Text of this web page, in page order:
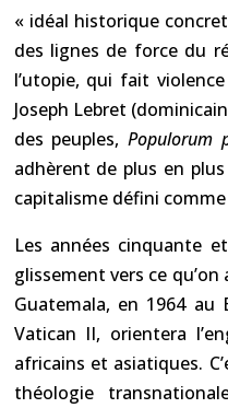
« idéal historique
des lignes de force du
l’utopie, qui fait
Joseph Lebret
des peuples,Populorum
adhèrent de plus en
capitalisme défini
Les années cinquante
glissement vers ce
Guatemala, en 1964
Vatican II, orientera
africains et asiatiques.
théologie